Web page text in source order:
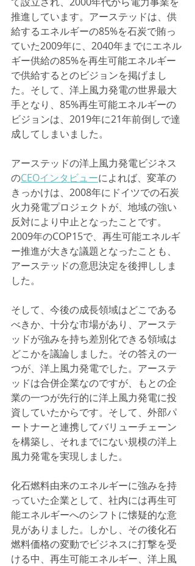
推進しています。アーステッドは、供
給するエネルギーの85%を石炭で賄っ
ていた2009年に、2040年までにエネル
ギー供給の85%を再生可能エネルギー
で供給するとのビジョンを掲げまし
た。そして、洋上風力発電の世界最大
手となり、85%再生可能エネルギーの
ビジョンは、2019年に21年前倒しで達
成してしまいました。
アーステッドの洋上風力発電ビジネス
のCEOインタビューによれば、変革の
きっかけは、2008年にドイツでの石炭
火力発電プロジェクトが、地域の強い
反対により中止となったことです。
2009年のCOP15で、再生可能エネルギ
ー推進が大きな議題となったことも、
アーステッドの意思決定を後押ししま
した。
そして、今後の成長領域はどこである
べきか、十分な市場があり、アーステ
ッドが強みを持ち差別化できる領域は
どこかを議論しました。その答えの一
つが、洋上風力発電でした。アーステ
ッドは合併企業なのですが、もとの企
業の一つが先行的に洋上風力発電に投
資していたからです。そして、外部パ
ートナーと連携してバリューチェーン
を構築し、それまでにない規模の洋上
風力発電を実現しました。
化石燃料由来のエネルギーに強みを持
っていた企業として、社内には再生可
能エネルギーへのシフトに懐疑的な意
見がありました。しかし、その後化石
燃料価格の変動でビジネスに打撃を受
ける中、再生可能エネルギー、洋上風